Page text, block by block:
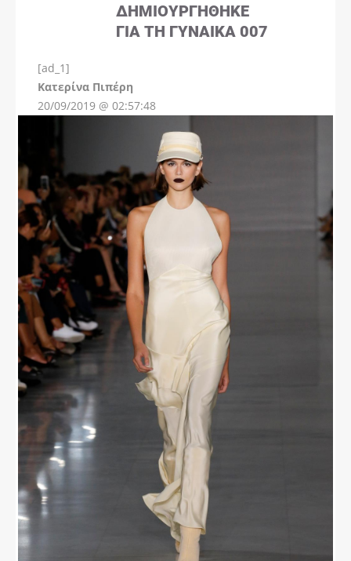
ΔΗΜΙΟΥΡΓΉΘΗΚΕ
ΓΙΑ ΤΗ ΓΥΝΑΊΚΑ 007
[ad_1]
Kατερίνα Πιπέρη
20/09/2019 @ 02:57:48